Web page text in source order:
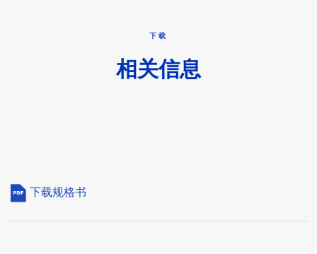
下载
相关信息
下载规格书